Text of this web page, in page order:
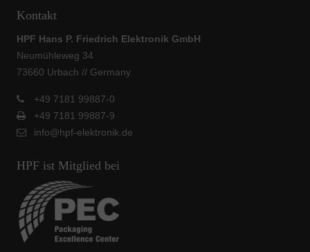
Kontakt
HPF Hans P. Friedrich Elektronik GmbH
Neumühleweg 34
73660 Urbach // Germany
+49 7181 99887-0
+49 7181 99887-9
info@hpf-elektronik.de
HPF ist Mitglied bei